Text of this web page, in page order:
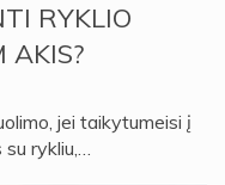
RYKLIO
AKIS?
jei taikytumeisi į
su rykliu,…